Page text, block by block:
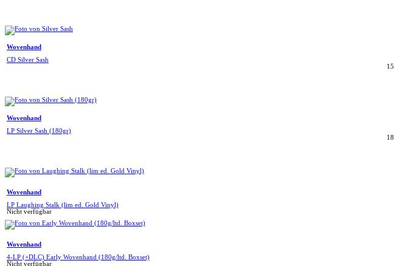
Wovenhand
CD Silver Sash
Wovenhand
LP Silver Sash (180gr)
Wovenhand
LP Laughing Stalk (lim ed. Gold Vinyl)
Nicht verfügbar
Wovenhand
4-LP (+DLC) Early Wovenhand (180g/ltd. Boxset)
Nicht verfügbar